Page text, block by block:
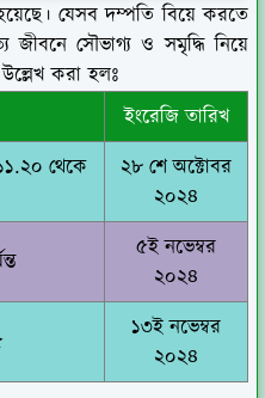
যেসব দম্পতি বিয়ে করতে
জীবনে সৌভাগ্য ও সমৃদ্ধি নিয়ে
করা হলঃ
ইংরেজি তারিখ
থেকে
২৮ শে অক্টোবর
২০২৪
৫ই নভেম্বর
২০২৪
১৩ই নভেম্বর
২০২৪